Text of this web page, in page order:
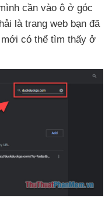
cần vào ô ở góc
là trang web bạn đã
có thể tìm thấy ở